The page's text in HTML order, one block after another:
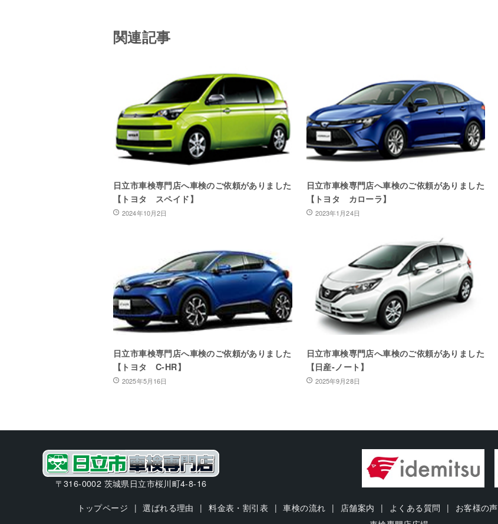
関連記事
日立市車検専門店へ車検のご依頼がありました
【トヨタ スペイド】
2024年10月2日
日立市車検専門店へ車検のご依頼がありました
【トヨタ カローラ】
2023年1月24日
日立市車検専門店へ車検のご依頼がありました
【トヨタ C-HR】
2025年5月16日
日立市車検専門店へ車検のご依頼がありました
【日産-ノート】
2025年9月28日
〒316-0002 茨城県日立市桜川町4-8-16
トップページ 選ばれる理由 料金表・割引表 車検の流れ 店舗案内 よくある質問 お客様の声